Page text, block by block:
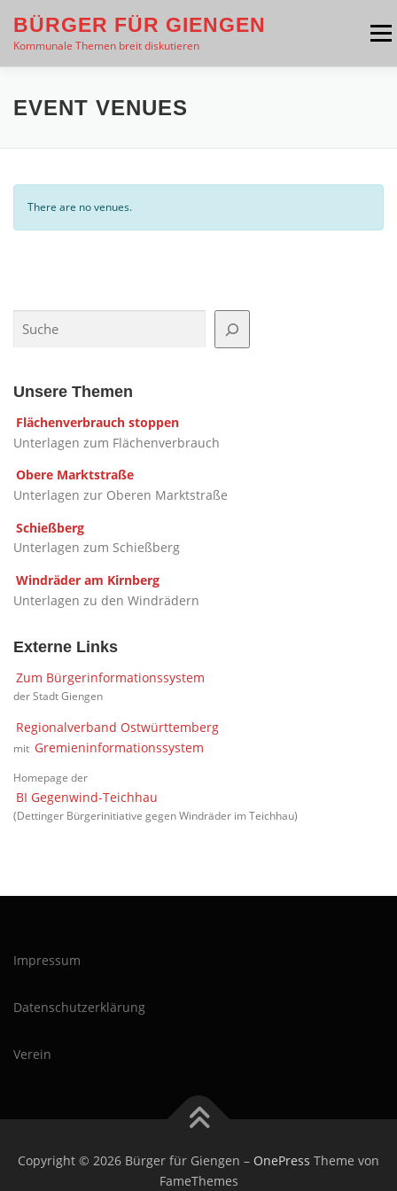
Inhalt
springen
BÜRGER FÜR GIENGEN
Kommunale Themen breit diskutieren
Menü
THEMEN PRESSE
KONTAKT
EVENT VENUES
There are no venues.
Unsere Themen
Flächenverbrauch stoppen
Unterlagen zum Flächenverbrauch
Obere Marktstraße
Unterlagen zur Oberen Marktstraße
Schießberg
Unterlagen zum Schießberg
Windräder am Kirnberg
Unterlagen zu den Windrädern
Externe Links
Zum Bürgerinformationssystem
der Stadt Giengen
Regionalverband Ostwürttemberg
mit Gremieninformationssystem
Homepage der
BI Gegenwind-Teichhau
(Dettinger Bürgerinitiative gegen Windräder im Teichhau)
Impressum
Datenschutzerklärung
Verein
Copyright © 2026 Bürger für Giengen – OnePress Theme von
FameThemes